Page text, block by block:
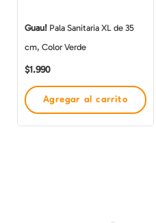
Guau! Pala Sanitaria XL de 35
cm, Color Verde
$1.990
Agregar al carrito